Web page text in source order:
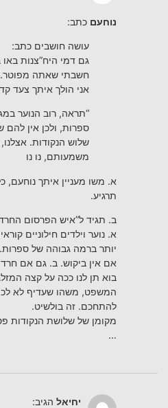
נוחעם כתב:
עושה חושבים כתב:
גם דמי היח”צנות באו
חשבתי שאתה
אני הולך איתך צעד
“תראה, רוב הנוער
ספרות, ולכן אין
שלוש הנקודות.
משמעותם, נו נו
א. משו מעניין איתך נוחעם,
תרגיע.
ב. תגיד ל”איש הפרסום
א. נוער וילדים חילוניים
יותר ברמה גבוהה של
אם אין ביקוש. ב. גם אם
בוא תן לנו ככה על קצה
המשפט, משהו שעדיף לא
להתחכם. זה בולשיט.
מקומן של שלושת הנקודות
…
יחיאל הגיב: